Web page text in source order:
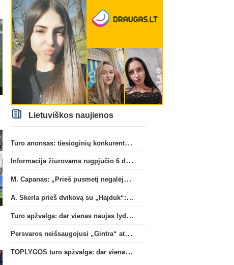
Lietuviškos naujienos
Turo anonsas: tiesioginių konkurentų dvikova Gargžduose
Informacija žiūrovams rugpjūčio 6 d. UEFA rungtynėms
M. Capanas: „Prieš pusmetį negalėjau net įsivaizduoti, kad žaisime prieš „Hajduk“
A. Skerla prieš dvikovą su „Hajduk“: „Tai kito kalibro komanda“
Turo apžvalga: dar vienas naujas lyderis
Persvaros neišsaugojusi „Gintra“ atrankos pusfinalyje nusileido Škotijos čempionėms
TOPLYGOS turo apžvalga: dar vienas naujas lyderis